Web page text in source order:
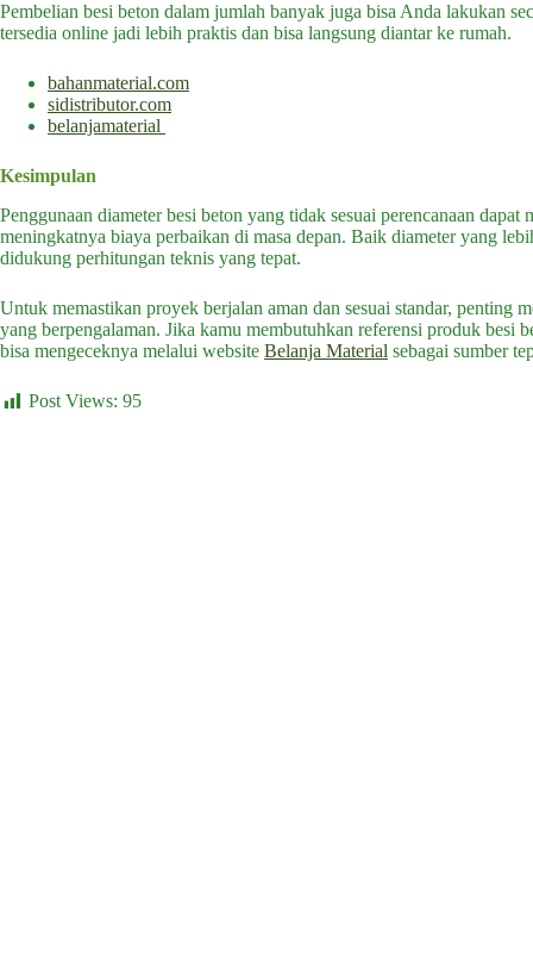
Pembelian besi beton dalam jumlah banyak juga bisa Anda lakukan
tersedia online jadi lebih praktis dan bisa langsung diantar ke rumah.
bahanmaterial.com
sidistributor.com
belanjamaterial
Kesimpulan
Penggunaan diameter besi beton yang tidak sesuai perencanaan
meningkatnya biaya perbaikan di masa depan. Baik diameter yang
didukung perhitungan teknis yang tepat.
Untuk memastikan proyek berjalan aman dan sesuai standar, penting
yang berpengalaman. Jika kamu membutuhkan referensi produk besi
bisa mengeceknya melalui website Belanja Material sebagai sumber
Post Views: 95